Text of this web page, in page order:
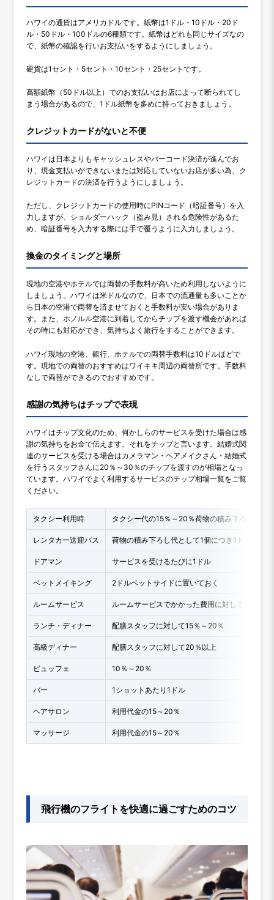
ハワイの通貨はアメリカドルです。紙幣は1ドル・10ドル・20ド
ル・50ドル・100ドルの6種類です。紙幣はどれも同じサイズなの
で、紙幣の確認を行いお支払いをするようにしましょう。
硬貨は1セント・5セント・10セント・25セントです。
高額紙幣（50ドル以上）でのお支払いはお店によって断られてし
まう場合があるので、1ドル紙幣を多めに持っておきましょう。
クレジットカードがないと不便
ハワイは日本よりもキャッシュレスやバーコード決済が進んでお
り、現金支払いができないまたは対応していないお店が多い為、ク
レジットカードの決済を行うようにしましょう。
ただし、クレジットカードの使用時にPINコード（暗証番号）を入
力しますが、ショルダーハック（盗み見）される危険性があるた
め、暗証番号を入力する際には手で覆うように入力しましょう。
換金のタイミングと場所
現地の空港やホテルでは両替の手数料が高いため利用しないように
しましょう。ハワイは米ドルなので、日本での流通量も多いことか
ら日本の空港で両替を済ませておくと手数料が安い場合がありま
す。また、ホノルル空港に到着してからチップを渡す機会があれば
その時にも対応ができ、気持ちよく旅行をすることができます。
ハワイ現地の空港、銀行、ホテルでの両替手数料は10ドルほどで
す。現地での両替のおすすめはワイキキ周辺の両替所です。手数料
なしで両替ができるのでおすすめです。
感謝の気持ちはチップで表現
ハワイはチップ文化のため、何かしらのサービスを受けた場合は感
謝の気持ちをお金で伝えます。それをチップと言います。結婚式関
連のサービスを受ける場合はカメラマン・ヘアメイクさん・結婚式
を行うスタッフさんに20％～30％のチップを渡すのが相場となっ
ています。ハワイでよく利用するサービスのチップ相場一覧をご覧
ください。
タクシー利用時 タクシー代の15％～20％荷物の積み下ろしがあ
レンタカー送迎バス 荷物の積み下ろし代として1個につき1ドル
ドアマン サービスを受けるたびに1ドル
ベットメイキング 2ドルベットサイドに置いておく
ルームサービス ルームサービスでかかった費用に対して10～15
ランチ・ディナー 配膳スタッフに対して15％～20％
高級ディナー 配膳スタッフに対して20％以上
ビュッフェ 10％～20％
バー 1ショットあたり1ドル
ヘアサロン 利用代金の15～20％
マッサージ 利用代金の15～20％
飛行機のフライトを快適に過ごすためのコツ